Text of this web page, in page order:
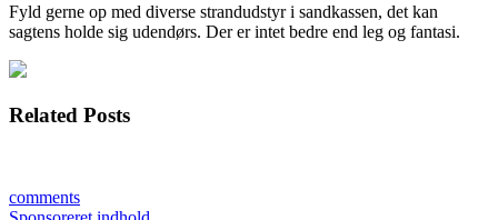
Fyld gerne op med diverse strandudstyr i sandkassen, det kan
sagtens holde sig udendørs. Der er intet bedre end leg og fantasi.
Related Posts
comments